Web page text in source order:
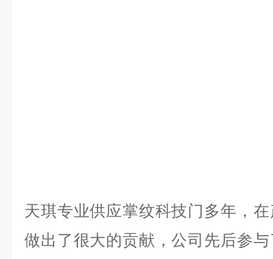
天琪专业供应掌纹科技门多年，
做出了很大的贡献，公司先后参